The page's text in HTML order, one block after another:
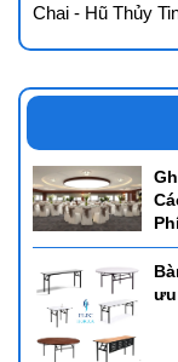
Chai - Hũ Thủy
ưu